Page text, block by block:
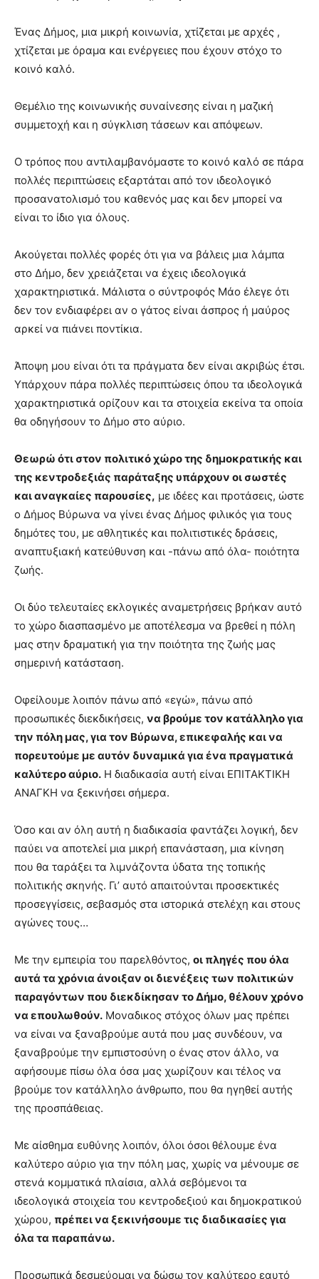
of
pornhun
hd
Ένας Δήμος, μια μικρή κοινωνία, χτίζεται με αρχές ,
χτίζεται με όραμα και ενέργειες που έχουν στόχο το
κοινό καλό.
Θεμέλιο της κοινωνικής συναίνεσης είναι η μαζική
συμμετοχή και η σύγκλιση τάσεων και απόψεων.
Ο τρόπος που αντιλαμβανόμαστε το κοινό καλό σε πάρα
πολλές περιπτώσεις εξαρτάται από τον ιδεολογικό
προσανατολισμό του καθενός μας και δεν μπορεί να
είναι το ίδιο για όλους.
Ακούγεται πολλές φορές ότι για να βάλεις μια λάμπα
στο Δήμο, δεν χρειάζεται να έχεις ιδεολογικά
χαρακτηριστικά. Μάλιστα ο σύντροφός Μάο έλεγε ότι
δεν τον ενδιαφέρει αν ο γάτος είναι άσπρος ή μαύρος
αρκεί να πιάνει ποντίκια.
Άποψη μου είναι ότι τα πράγματα δεν είναι ακριβώς έτσι.
Υπάρχουν πάρα πολλές περιπτώσεις όπου τα ιδεολογικά
χαρακτηριστικά ορίζουν και τα στοιχεία εκείνα τα οποία
θα οδηγήσουν το Δήμο στο αύριο.
Θεωρώ ότι στον πολιτικό χώρο της δημοκρατικής και
της κεντροδεξιάς παράταξης υπάρχουν οι σωστές
και αναγκαίες παρουσίες, με ιδέες και προτάσεις, ώστε
ο Δήμος Βύρωνα να γίνει ένας Δήμος φιλικός για τους
δημότες του, με αθλητικές και πολιτιστικές δράσεις,
αναπτυξιακή κατεύθυνση και -πάνω από όλα- ποιότητα
ζωής.
Οι δύο τελευταίες εκλογικές αναμετρήσεις βρήκαν αυτό
το χώρο διασπασμένο με αποτέλεσμα να βρεθεί η πόλη
μας στην δραματική για την ποιότητα της ζωής μας
σημερινή κατάσταση.
Οφείλουμε λοιπόν πάνω από «εγώ», πάνω από
προσωπικές διεκδικήσεις, να βρούμε τον κατάλληλο για
την πόλη μας, για τον Βύρωνα, επικεφαλής και να
πορευτούμε με αυτόν δυναμικά για ένα πραγματικά
καλύτερο αύριο. Η διαδικασία αυτή είναι ΕΠΙΤΑΚΤΙΚΗ
ΑΝΑΓΚΗ να ξεκινήσει σήμερα.
Όσο και αν όλη αυτή η διαδικασία φαντάζει λογική, δεν
παύει να αποτελεί μια μικρή επανάσταση, μια κίνηση
που θα ταράξει τα λιμνάζοντα ύδατα της τοπικής
πολιτικής σκηνής. Γι’ αυτό απαιτούνται προσεκτικές
προσεγγίσεις, σεβασμός στα ιστορικά στελέχη και στους
αγώνες τους…
Με την εμπειρία του παρελθόντος, οι πληγές που όλα
αυτά τα χρόνια άνοιξαν οι διενέξεις των πολιτικών
παραγόντων που διεκδίκησαν το Δήμο, θέλουν χρόνο
να επουλωθούν. Μοναδικος στόχος όλων μας πρέπει
να είναι να ξαναβρούμε αυτά που μας συνδέουν, να
ξαναβρούμε την εμπιστοσύνη ο ένας στον άλλο, να
αφήσουμε πίσω όλα όσα μας χωρίζουν και τέλος να
βρούμε τον κατάλληλο άνθρωπο, που θα ηγηθεί αυτής
της προσπάθειας.
Με αίσθημα ευθύνης λοιπόν, όλοι όσοι θέλουμε ένα
καλύτερο αύριο για την πόλη μας, χωρίς να μένουμε σε
στενά κομματικά πλαίσια, αλλά σεβόμενοι τα
ιδεολογικά στοιχεία του κεντροδεξιού και δημοκρατικού
χώρου, πρέπει να ξεκινήσουμε τις διαδικασίες για
όλα τα παραπάνω.
Προσωπικά δεσμεύομαι να δώσω τον καλύτερο εαυτό